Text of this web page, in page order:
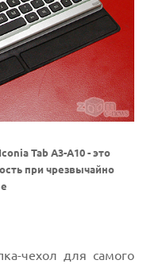
Tab A3-A10 - это
при чрезвычайно
чехол для самого